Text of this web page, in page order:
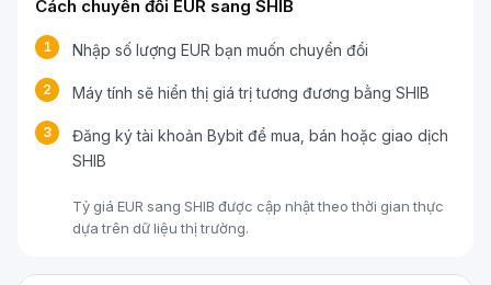
Cách chuyển đổi EUR sang SHIB
1 Nhập số lượng EUR bạn muốn chuyển đổi
2 Máy tính sẽ hiển thị giá trị tương đương bằng SHIB
3
Đăng ký tài khoản Bybit để mua, bán hoặc giao dịch
SHIB
Tỷ giá EUR sang SHIB được cập nhật theo thời gian thực
dựa trên dữ liệu thị trường.